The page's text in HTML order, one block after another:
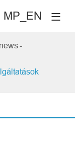
MP_EN